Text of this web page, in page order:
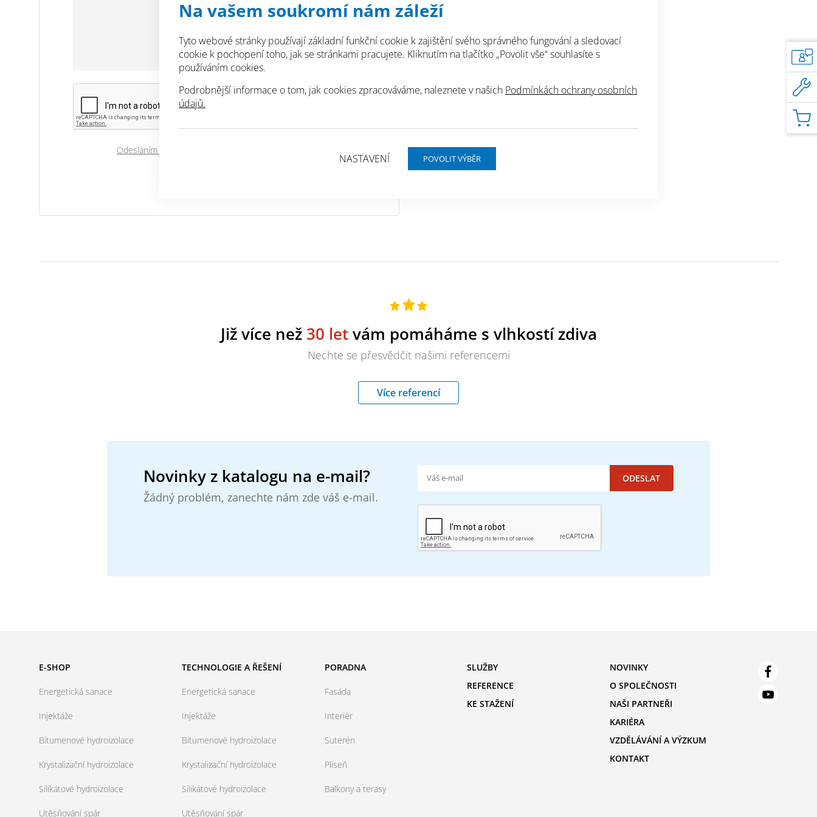
Na vašem soukromí nám záleží
Tyto webové stránky používají základní funkční cookie k zajištění svého správného fungování a sledovací
cookie k pochopení toho, jak se stránkami pracujete. Kliknutím na tlačítko „Povolit vše“ souhlasíte s
používáním cookies.
Podrobnější informace o tom, jak cookies zpracováváme, naleznete v našich Podmínkách ochrany osobních
údajů.
NASTAVENÍ
izolace čerpacích stanic, parkovišť a podzemních garáží proti
izolace vodojemů, čističek odpadních vod, septiků, jímek a nádrží
Odesláním souhlasíte se zpracováním osobních údajů.
Již více než 30 letvám pomáháme s vlhkostí zdiva
Nechte se přesvědčit našimi referencemi
Více referencí
Novinky z katalogu na e-mail?
Žádný problém, zanechte nám zde váš e-mail.
E-SHOP
Energetická sanace
Injektáže
Bitumenové hydroizolace
Krystalizační hydroizolace
Silikátové hydroizolace
Utěsňování spár
TECHNOLOGIE A ŘEŠENÍ
Energetická sanace
Injektáže
Bitumenové hydroizolace
Krystalizační hydroizolace
Silikátové hydroizolace
Utěsňování spár
PORADNA
Fasáda
Interiér
Suterén
Plíseň
Balkony a terasy
SLUŽBY
REFERENCE
KE STAŽENÍ
NOVINKY
O SPOLEČNOSTI
NAŠI PARTNEŘI
KARIÉRA
VZDĚLÁVÁNÍ A VÝZKUM
KONTAKT